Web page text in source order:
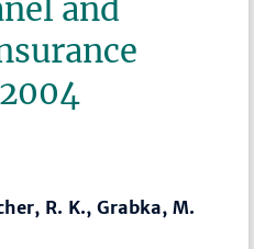
and
R. K., Grabka, M.